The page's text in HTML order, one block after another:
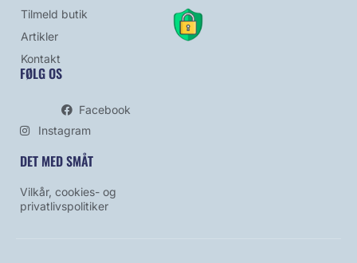
Tilmeld butik
Artikler
Kontakt
FØLG OS
Facebook
Instagram
DET MED SMÅT
Vilkår, cookies- og
privatlivspolitiker